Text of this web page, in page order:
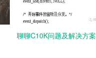
聊聊C10K问题及解决方案